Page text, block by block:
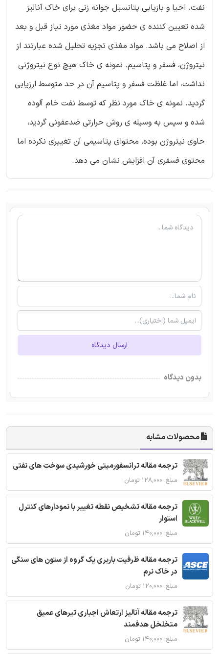
نفت. احیا و بازیابی پتانسیل جوانه زنی برای خاک آنالیز
شده تعیین کننده ی حضور مواد مغذی مورد نیاز قبل و بعد
از اصلاح می باشد. مواد مغذی تجزیه تحلیل شده عبارتند از
نیتروژن، فسفر و پتاسیم. نمونه ی خاک هیچ نوع نیتروژنی
نداشت، اما غلظت فسفر و پتاسیم آن در حد متوسط ارزیابی
گردید. نمونه ی خاک مورد نظر که توسط نفت خام آلوده
شده و سپس به وسیله ی روش حرارتی ضدعفونی گردید،
حاوی نیتروژن بوده، محتوای پتاسیمی آن تغییری نکرده اما
محتوی فسفری آن افزایش نشان می دهد.
ارسال دیدگاه
بدون دیدگاه
محصولات مشابه
ترجمه مقاله ترانسفورمیتی خورشیدی سوخت های نفتی
مبلغ: ۱۲۸,۰۰۰ تومان
ترجمه مقاله تشخیص نقطه تغییر با نمودارهای کنترل
استوار
مبلغ: ۱۴۰,۰۰۰ تومان
ترجمه مقاله ظرفیت باربری یک گروه از ستون های سنگی
در خاک نرم
مبلغ: ۱۲۰,۰۰۰ تومان
ترجمه مقاله آنالیز ارتعاش اجباری تیرهای عمیق
متخلخل هدفمند
مبلغ: ۱۴۰,۰۰۰ تومان